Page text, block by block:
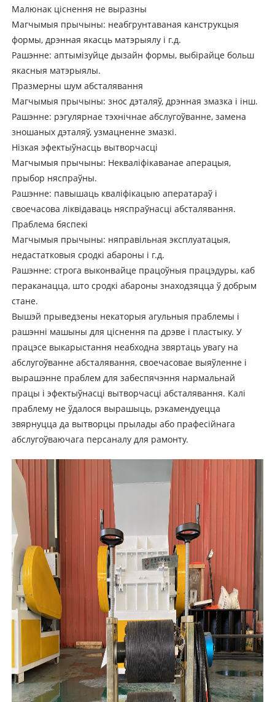
Малюнак ціснення не выразны
Магчымыя прычыны: неабгрунтаваная канструкцыя
формы, дрэнная якасць матэрыялу і г.д.
Рашэнне: аптымізуйце дызайн формы, выбірайце больш
якасныя матэрыялы.
Празмерны шум абсталявання
Магчымыя прычыны: знос дэталяў, дрэнная змазка і інш.
Рашэнне: рэгулярнае тэхнічнае абслугоўванне, замена
зношаных дэталяў, узмацненне змазкі.
Нізкая эфектыўнасць вытворчасці
Магчымыя прычыны: Некваліфікаванае аперацыя,
прыбор няспраўны.
Рашэнне: павышаць кваліфікацыю аператараў і
своечасова ліквідаваць няспраўнасці абсталявання.
Праблема бяспекі
Магчымыя прычыны: няправільная эксплуатацыя,
недастатковыя сродкі абароны і г.д.
Рашэнне: строга выконвайце працоўныя працэдуры, каб
пераканацца, што сродкі абароны знаходзяцца ў добрым
стане.
Вышэй прыведзены некаторыя агульныя праблемы і
рашэнні машыны для ціснення па дрэве і пластыку. У
працэсе выкарыстання неабходна звяртаць увагу на
абслугоўванне абсталявання, своечасовае выяўленне і
вырашэнне праблем для забеспячэння нармальнай
працы і эфектыўнасці вытворчасці абсталявання. Калі
праблему не ўдалося вырашыць, рэкамендуецца
звярнуцца да вытворцы прылады або прафесійнага
абслугоўваючага персаналу для рамонту.